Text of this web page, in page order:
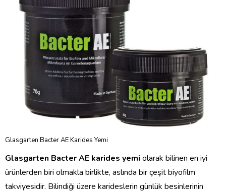
Glasgarten Bacter AE Karides Yemi
Glasgarten Bacter AE karides yemi olarak bilinen en iyi
ürünlerden biri olmakla birlikte, aslında bir çeşit biyofilm
takviyesidir. Bilindiği üzere karideslerin günlük besinlerinin